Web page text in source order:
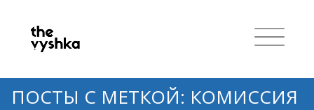
ПОСТЫ С МЕТКОЙ: КОМИССИЯ